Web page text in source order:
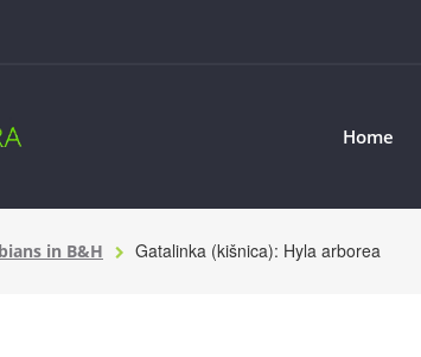
Home
in B&H Gatalinka (kišnica): Hyla arborea